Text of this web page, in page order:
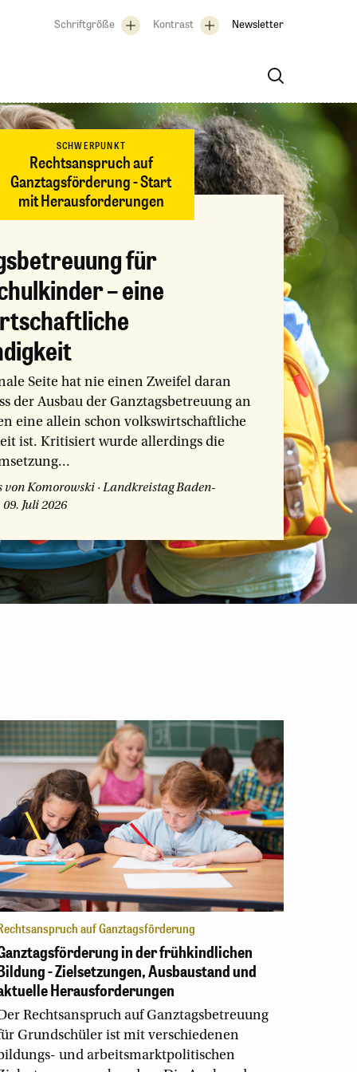
Schriftgröße Kontrast Newsletter
SCHWERPUNKT
Rechtsanspruch auf
Ganztagsförderung - Start
mit Herausforderungen
für
– eine
Seite hat nie einen Zweifel daran
der Ausbau der Ganztagsbetreuung an
eine allein schon volkswirtschaftliche
ist. Kritisiert wurde allerdings die
von Komorowski· Landkreistag Baden-
09. Juli 2026
auf Ganztagsförderung
in der frühkindlichen
- Zielsetzungen, Ausbaustand und
Herausforderungen
Rechtsanspruch auf Ganztagsbetreuung
Grundschüler ist mit verschiedenen
und arbeitsmarktpolitischen